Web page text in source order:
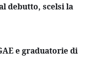
debutto, scelsi la
e graduatorie di